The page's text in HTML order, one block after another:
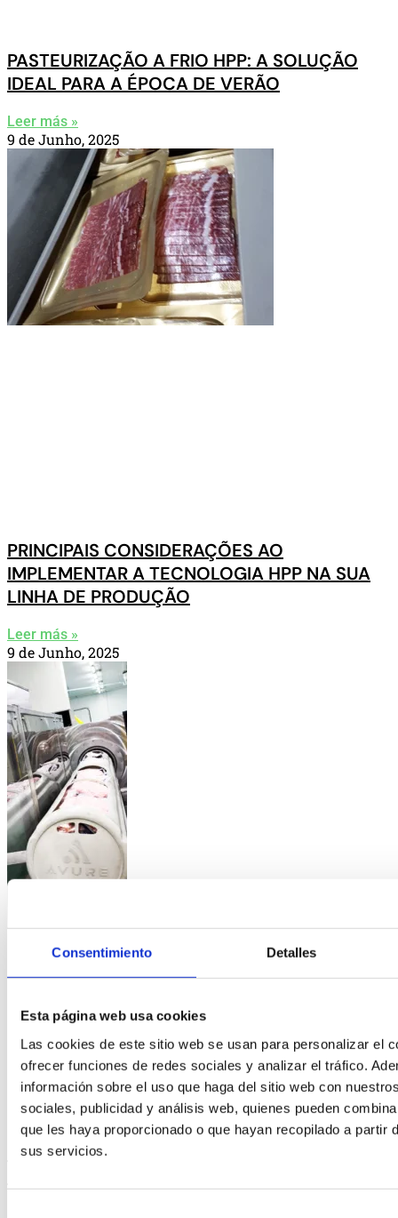
Consentimiento Detalles
Esta página web usa cookies
Las cookies de este sitio web se usan para personalizar el
ofrecer funciones de redes sociales y analizar el tráfico.
información sobre el uso que haga del sitio web con
sociales, publicidad y análisis web, quienes pueden
que les haya proporcionado o que hayan recopilado a partir
sus servicios.
PASTEURIZAÇÃO A FRIO HPP: A SOLUÇÃO
IDEAL PARA A ÉPOCA DE VERÃO
Leer más »
9 de Junho, 2025
PRINCIPAIS CONSIDERAÇÕES AO
IMPLEMENTAR A TECNOLOGIA HPP NA SUA
LINHA DE PRODUÇÃO
Leer más »
9 de Junho, 2025
PRODUTOS À BASE DE CARNE: TECNOLOGIA